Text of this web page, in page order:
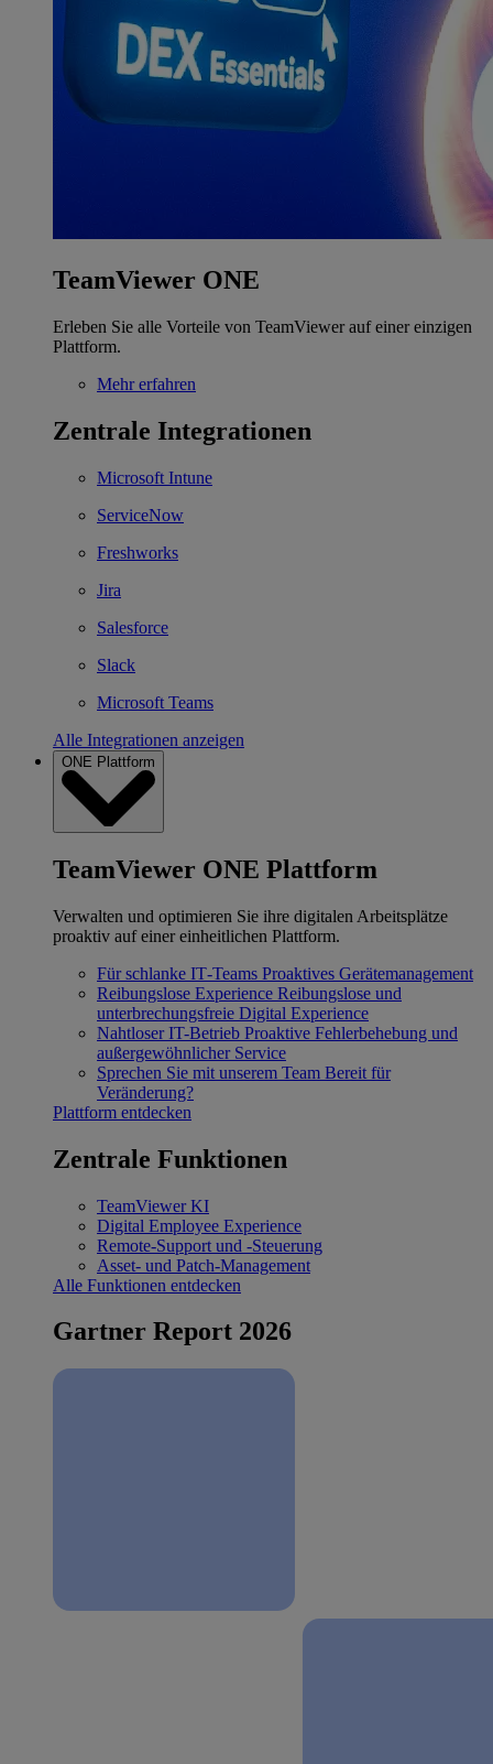
TeamViewer ONE
Erleben Sie alle Vorteile von TeamViewer auf einer einzigen
Plattform.
Mehr erfahren
Zentrale Integrationen
Microsoft Intune
ServiceNow
Freshworks
Jira
Salesforce
Slack
Microsoft Teams
Alle Integrationen anzeigen
ONE Plattform
TeamViewer ONE Plattform
Verwalten und optimieren Sie ihre digitalen Arbeitsplätze
proaktiv auf einer einheitlichen Plattform.
Für schlanke IT‐Teams Proaktives Gerätemanagement
Reibungslose Experience Reibungslose und
unterbrechungsfreie Digital Experience
Nahtloser IT-Betrieb Proaktive Fehlerbehebung und
außergewöhnlicher Service
Sprechen Sie mit unserem Team Bereit für
Veränderung?
Plattform entdecken
Zentrale Funktionen
TeamViewer KI
Digital Employee Experience
Remote-Support und -Steuerung
Asset- und Patch-Management
Alle Funktionen entdecken
Gartner Report 2026